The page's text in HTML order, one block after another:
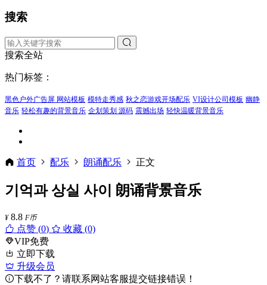
搜索
搜索全站
热门标签：
黑色户外广告屏 网站模板 模特走秀感 秋之恋游戏开场配乐 VI设计公司模板 幽静
音乐 轻松有趣的背景音乐 企划策划 源码 震撼出场 轻快温暖背景音乐
首页 配乐 朗诵配乐 正文
기억과 상실 사이 朗诵背景音乐
¥ 8.8 F币
点赞 (0)
收藏 (0)
VIP免费
立即下载
升级会员
下载不了？请联系网站客服提交链接错误！